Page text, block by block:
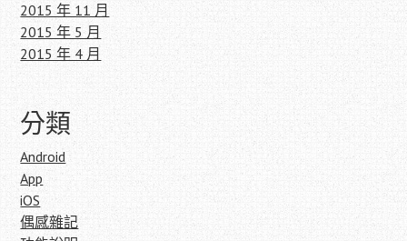
2015 年 11 月
2015 年 5 月
2015 年 4 月
分類
Android
App
iOS
偶感雜記